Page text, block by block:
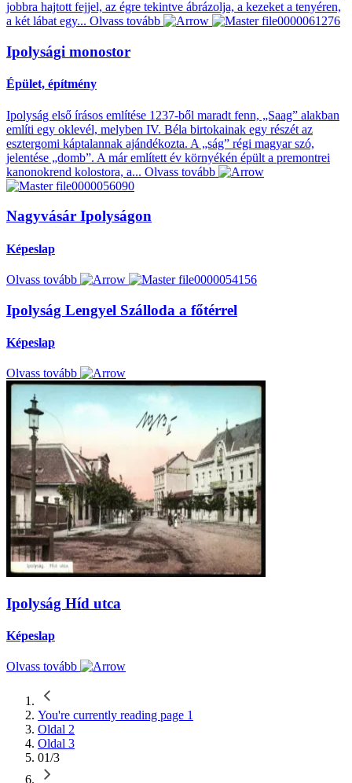
jobbra hajtott fejjel, az égre tekintve ábrázolja, a kezeket a tenyéren,
a két lábat egy... Olvass tovább
Ipolysági monostor
Épület, építmény
Ipolyság első írásos említése 1237-ből maradt fenn, „Saag” alakban
említi egy oklevél, melyben IV. Béla birtokainak egy részét az
esztergomi káptalannak ajándékozta. A „ság” régi magyar szó,
jelentése „domb”. A már említett év környékén épült a premontrei
kanonokrend kolostora, a... Olvass tovább
Nagyvásár Ipolyságon
Képeslap
Olvass tovább
Ipolyság Lengyel Szálloda a főtérrel
Képeslap
Olvass tovább
Ipolyság Híd utca
Képeslap
Olvass tovább
You're currently reading page 1
Oldal 2
Oldal 3
01/3